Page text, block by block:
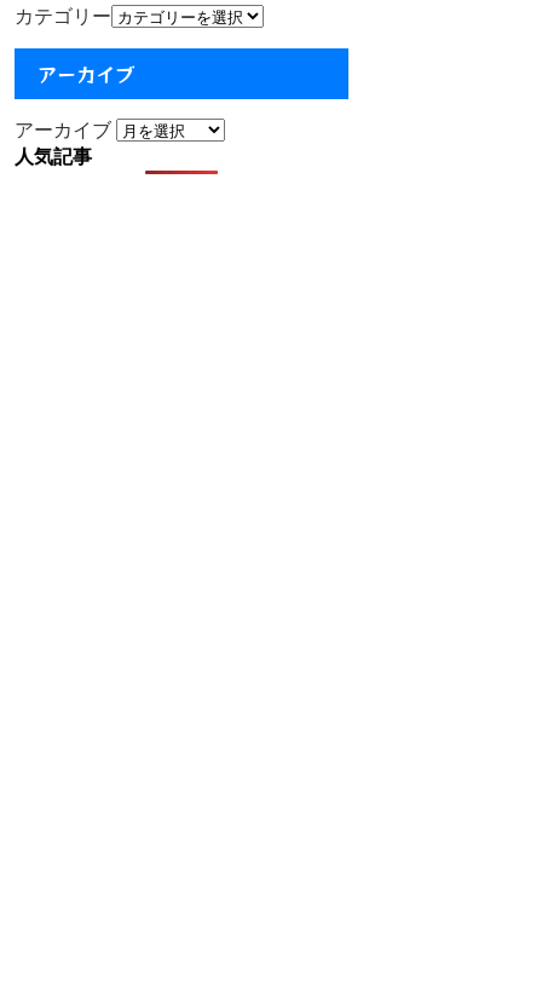
カテゴリー
アーカイブ
アーカイブ
人気記事